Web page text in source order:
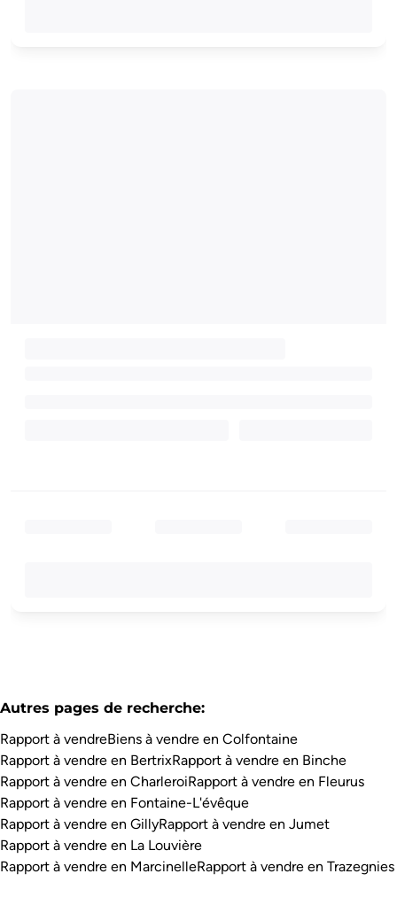
Autres pages de recherche:
Rapport à vendreBiens à vendre en Colfontaine
Rapport à vendre en BertrixRapport à vendre en Binche
Rapport à vendre en CharleroiRapport à vendre en Fleurus
Rapport à vendre en Fontaine-L'évêque
Rapport à vendre en GillyRapport à vendre en Jumet
Rapport à vendre en La Louvière
Rapport à vendre en MarcinelleRapport à vendre en Trazegnies